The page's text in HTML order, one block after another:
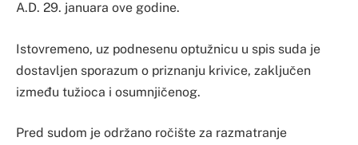
A.D. 29. januara ove godine.
Istovremeno, uz podnesenu optužnicu u spis suda je
dostavljen sporazum o priznanju krivice, zaključen
između tužioca i osumnjičenog.
Pred sudom je održano ročište za razmatranje